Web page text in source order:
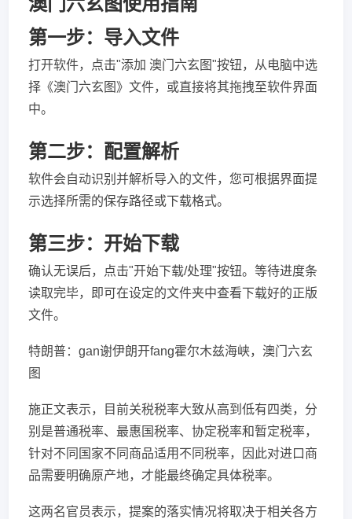
第一步：导入文件
打开软件，点击"添加 澳门六玄图"按钮，从电脑中选
择《澳门六玄图》文件，或直接将其拖拽至软件界面
中。
第二步：配置解析
软件会自动识别并解析导入的文件，您可根据界面提
示选择所需的保存路径或下载格式。
第三步：开始下载
确认无误后，点击"开始下载/处理"按钮。等待进度条
读取完毕，即可在设定的文件夹中查看下载好的正版
文件。
特朗普：gan谢伊朗开fang霍尔木兹海峡，澳门六玄
图
施正文表示，目前关税税率大致从高到低有四类，分
别是普通税率、最惠国税率、协定税率和暂定税率，
针对不同国家不同商品适用不同税率，因此对进口商
品需要明确原产地，才能最终确定具体税率。
这两名官员表示，提案的落实情况将取决于相关各方